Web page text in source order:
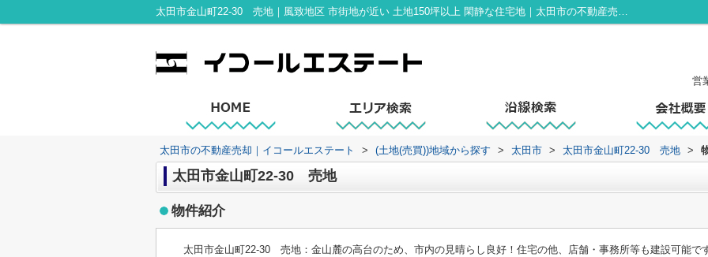
太田市金山町22-30 売地｜風致地区 市街地が近い 土地150坪以上 閑静な住宅地｜太田市の不動産売却｜イコールエステート
営
太田市の不動産売却｜イコールエステート > (土地(売買))地域から探す > 太田市 > 太田市金山町22-30 売地 >
太田市金山町22-30 売地
物件紹介
太田市金山町22-30 売地：金山麓の高台のため、市内の見晴らし良好！住宅の他、店舗・事務所等も建設可能で